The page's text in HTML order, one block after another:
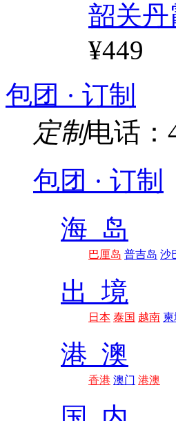
韶关
¥449
包团 · 订制
定制电话：
包团 · 订制
海 岛
巴厘岛 普吉岛 沙
出 境
日本 泰国 越南
港 澳
香港 澳门 港澳